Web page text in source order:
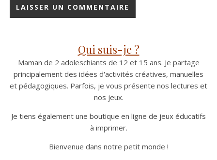
Qui suis-je ?
Maman de 2 adoleschiants de 12 et 15 ans. Je partage
principalement des idées d'activités créatives, manuelles
et pédagogiques. Parfois, je vous présente nos lectures et
nos jeux.
Je tiens également une boutique en ligne de jeux éducatifs
à imprimer.
Bienvenue dans notre petit monde !